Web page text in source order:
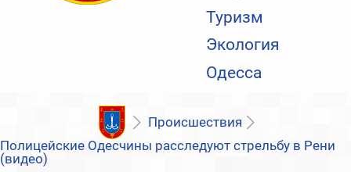
Туризм
Экология
Одесса
Происшествия
Полицейские Одесчины расследуют стрельбу в Рени
(видео)